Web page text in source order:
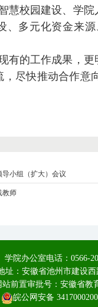
慧校园建设、学
、多元化资金来
有的工作成果，
尽快推动合作
小组（扩大）会议
教师
学院办公室电话：0566-
址：安徽省池州市建设
前置审批号：安徽省
皖公网安备